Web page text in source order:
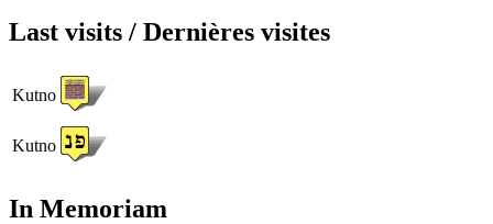
Last visits / Dernières visites
Kutno
Kutno
In Memoriam